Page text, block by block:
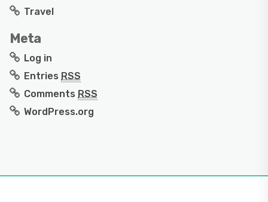
Travel
Meta
Log in
Entries RSS
Comments RSS
WordPress.org